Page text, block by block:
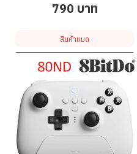
790 บาท
สินค้าหมด